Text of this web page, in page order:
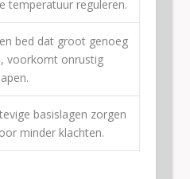
temperatuur reguleren.
bed dat groot genoeg
voorkomt onrustig
basislagen zorgen
minder klachten.